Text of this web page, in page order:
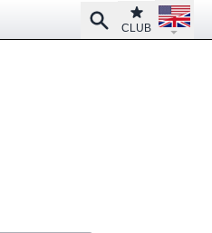
SearchClub
CLUB
Open